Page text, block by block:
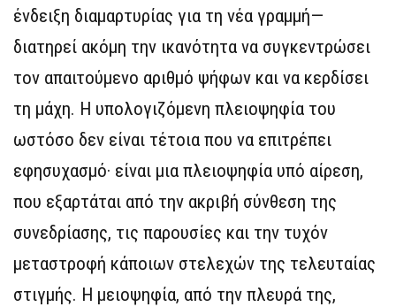
ένδειξη διαμαρτυρίας για τη νέα γραμμή—
διατηρεί ακόμη την ικανότητα να συγκεντρώσει
τον απαιτούμενο αριθμό ψήφων και να κερδίσει
τη μάχη. Η υπολογιζόμενη πλειοψηφία του
ωστόσο δεν είναι τέτοια που να επιτρέπει
εφησυχασμό· είναι μια πλειοψηφία υπό αίρεση,
που εξαρτάται από την ακριβή σύνθεση της
συνεδρίασης, τις παρουσίες και την τυχόν
μεταστροφή κάποιων στελεχών της τελευταίας
στιγμής. Η μειοψηφία, από την πλευρά της,